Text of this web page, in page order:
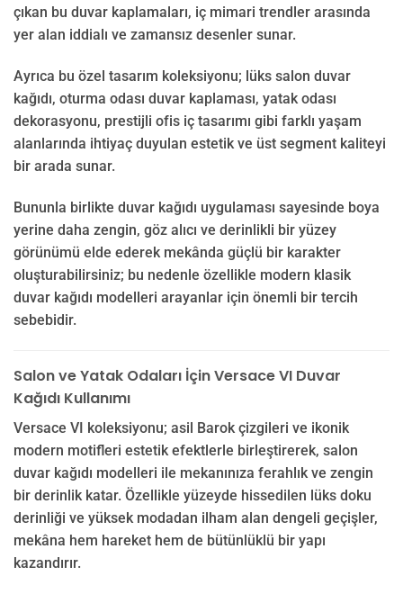
çıkan bu duvar kaplamaları, iç mimari trendler arasında
yer alan iddialı ve zamansız desenler sunar.
Ayrıca bu özel tasarım koleksiyonu; lüks salon duvar
kağıdı, oturma odası duvar kaplaması, yatak odası
dekorasyonu, prestijli ofis iç tasarımı gibi farklı yaşam
alanlarında ihtiyaç duyulan estetik ve üst segment kaliteyi
bir arada sunar.
Bununla birlikte duvar kağıdı uygulaması sayesinde boya
yerine daha zengin, göz alıcı ve derinlikli bir yüzey
görünümü elde ederek mekânda güçlü bir karakter
oluşturabilirsiniz; bu nedenle özellikle modern klasik
duvar kağıdı modelleri arayanlar için önemli bir tercih
sebebidir.
Salon ve Yatak Odaları İçin Versace VI Duvar
Kağıdı Kullanımı
Versace VI koleksiyonu; asil Barok çizgileri ve ikonik
modern motifleri estetik efektlerle birleştirerek, salon
duvar kağıdı modelleri ile mekanınıza ferahlık ve zengin
bir derinlik katar. Özellikle yüzeyde hissedilen lüks doku
derinliği ve yüksek modadan ilham alan dengeli geçişler,
mekâna hem hareket hem de bütünlüklü bir yapı
kazandırır.